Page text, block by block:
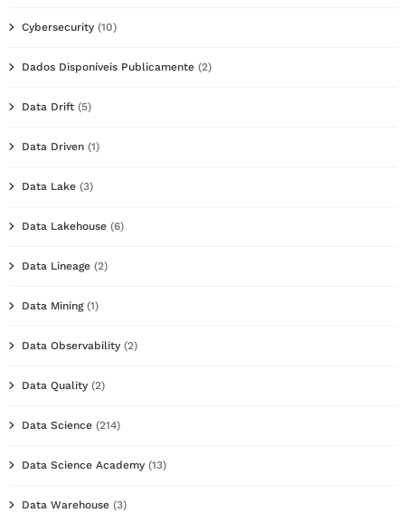
Cybersecurity (10)
Dados Disponíveis Publicamente (2)
Data Drift (5)
Data Driven (1)
Data Lake (3)
Data Lakehouse (6)
Data Lineage (2)
Data Mining(1)
Data Observability (2)
Data Quality (2)
Data Science (214)
Data Science Academy (13)
Data Warehouse (3)